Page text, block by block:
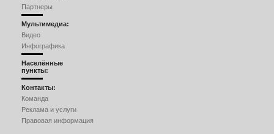
Партнеры
Мультимедиа:
Видео
Инфографика
Населённые
пункты:
Контакты:
Команда
Реклама и услуги
Правовая информация